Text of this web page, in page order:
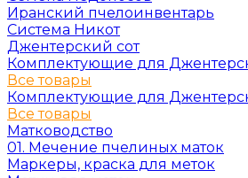
Иранский пчелоинвентарь
Система Никот
Джентерский сот
Комплектующие для
Все товары
Комплектующие для
Все товары
Матководство
01. Мечение пчелиных маток
Маркеры, краска для меток